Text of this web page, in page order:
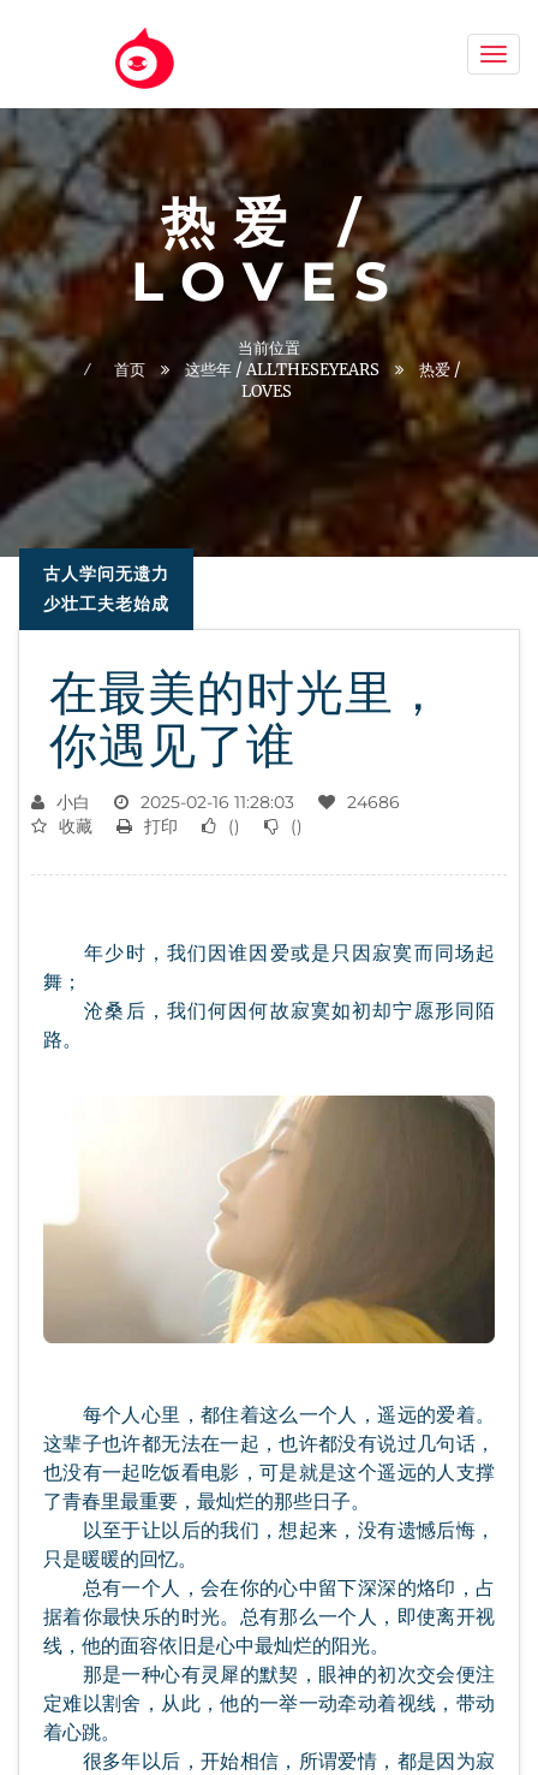
热爱 /
LOVES
当前位置
首页
这些年 / ALLTHESEYEARS
热爱 /
LOVES
古人学问无遗力
少壮工夫老始成
在最美的时光里，
你遇见了谁
小白 2025-02-16 11:28:03
24686
收藏
打印 () ()
年少时，我们因谁因爱或是只因寂寞而同场起
舞；
沧桑后，我们何因何故寂寞如初却宁愿形同陌
路。
每个人心里，都住着这么一个人，遥远的爱着。
这辈子也许都无法在一起，也许都没有说过几句话，
也没有一起吃饭看电影，可是就是这个遥远的人支撑
了青春里最重要，最灿烂的那些日子。
以至于让以后的我们，想起来，没有遗憾后悔，
只是暖暖的回忆。
总有一个人，会在你的心中留下深深的烙印，占
据着你最快乐的时光。总有那么一个人，即使离开视
线，他的面容依旧是心中最灿烂的阳光。
那是一种心有灵犀的默契，眼神的初次交会便注
定难以割舍，从此，他的一举一动牵动着视线，带动
着心跳。
很多年以后，开始相信，所谓爱情，都是因为寂